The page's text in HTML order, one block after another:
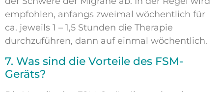
empfohlen, anfangs zweimal wöchentlich für
ca. jeweils 1 – 1,5 Stunden die Therapie
durchzuführen, dann auf einmal wöchentlich.
7. Was sind die Vorteile des FSM-
Geräts?